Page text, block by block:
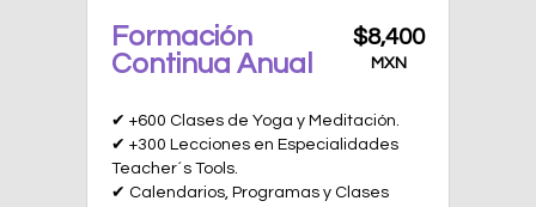
Formación
Continua Anual
$8,400
MXN
✔ +600 Clases de Yoga y Meditación.
✔ +300 Lecciones en Especialidades
Teacher´s Tools.
✔ Calendarios, Programas y Clases